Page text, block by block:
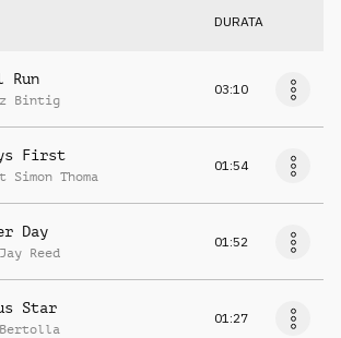
DURATA
Run
Bintig
03:10
First
Simon Thoma
01:54
Day
Reed
01:52
Star
01:27